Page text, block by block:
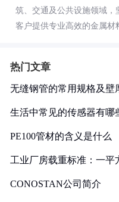
筑、交通及公共设施领域，
客户提供专业高效的金属材
热门文章
无缝钢管的常用规格及壁
生活中常见的传感器有哪
PE100管材的含义是什么
工业厂房载重标准：一平
CONOSTAN公司简介